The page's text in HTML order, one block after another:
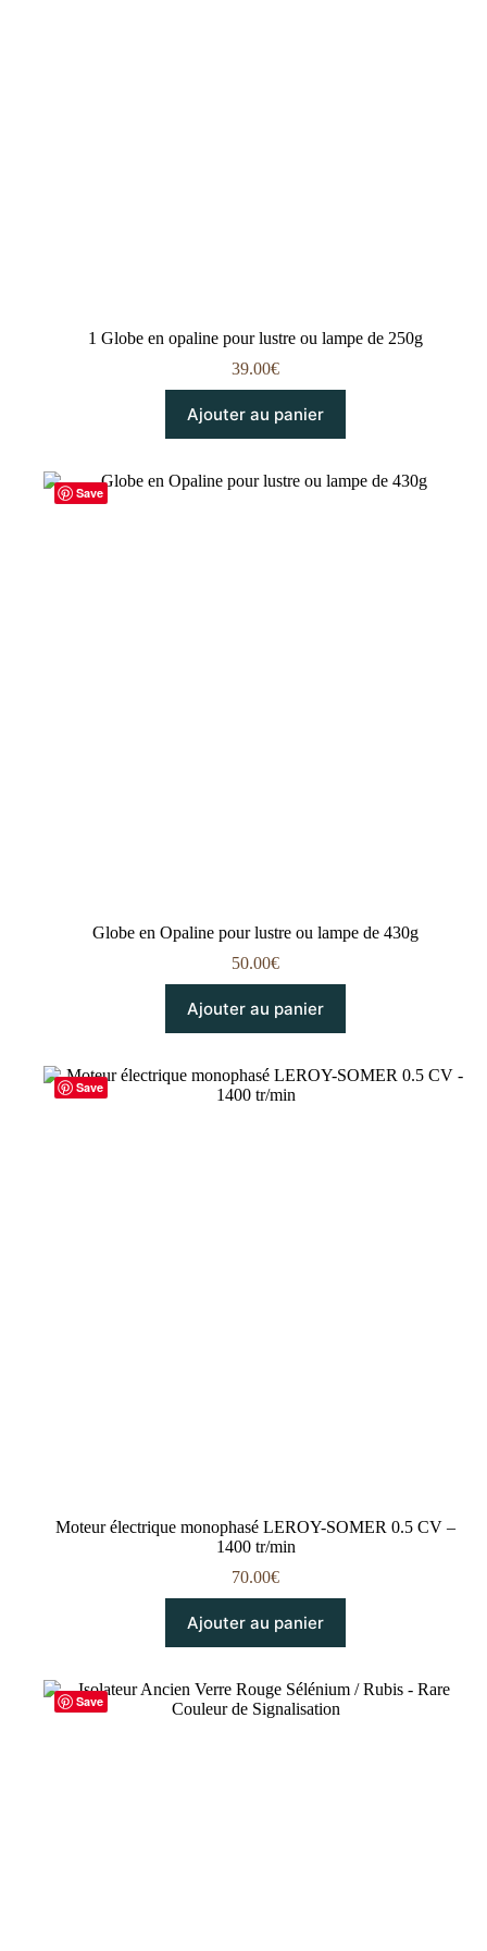
1 Globe en opaline pour lustre ou lampe de 250g
39.00€
Ajouter au panier
Save
Globe en Opaline pour lustre ou lampe de 430g
50.00€
Ajouter au panier
Save
Moteur électrique monophasé LEROY-SOMER 0.5 CV –
1400 tr/min
70.00€
Ajouter au panier
Save